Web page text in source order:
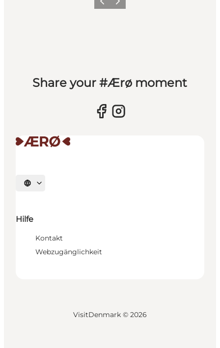
ZurückWeiter
Share your #Ærø moment
Sprache auswählen
Hilfe
Kontakt
Webzugänglichkeit
VisitDenmark © 2026